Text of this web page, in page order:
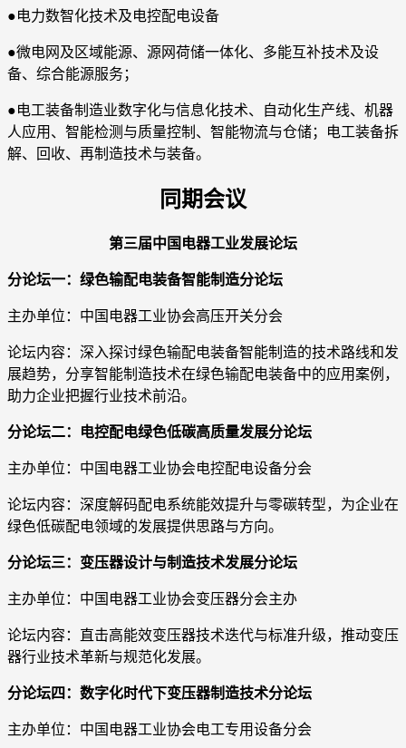
●电力数智化技术及电控配电设备
●微电网及区域能源、源网荷储一体化、多能互补技术及设
备、综合能源服务；
●电工装备制造业数字化与信息化技术、自动化生产线、机器
人应用、智能检测与质量控制、智能物流与仓储；电工装备拆
解、回收、再制造技术与装备。
同期会议
第三届中国电器工业发展论坛
分论坛一：绿色输配电装备智能制造分论坛
主办单位：中国电器工业协会高压开关分会
论坛内容：深入探讨绿色输配电装备智能制造的技术路线和发
展趋势，分享智能制造技术在绿色输配电装备中的应用案例，
助力企业把握行业技术前沿。
分论坛二：电控配电绿色低碳高质量发展分论坛
主办单位：中国电器工业协会电控配电设备分会
论坛内容：深度解码配电系统能效提升与零碳转型，为企业在
绿色低碳配电领域的发展提供思路与方向。
分论坛三：变压器设计与制造技术发展分论坛
主办单位：中国电器工业协会变压器分会主办
论坛内容：直击高能效变压器技术迭代与标准升级，推动变压
器行业技术革新与规范化发展。
分论坛四：数字化时代下变压器制造技术分论坛
主办单位：中国电器工业协会电工专用设备分会